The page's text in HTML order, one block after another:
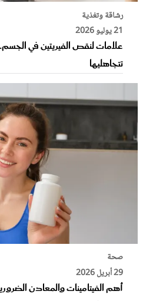
رشاقة وتغذية
21 يوليو 2026
علامات لنقص الفيريتين في
تتجاهليها
صحة
29 أبريل 2026
أهم الفيتامينات والمعادن